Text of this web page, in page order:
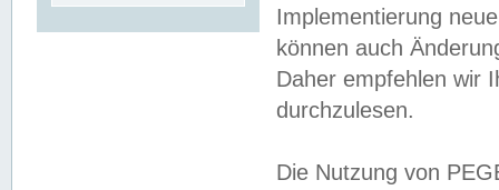
Implementierung
können auch
Daher empfehlen wir
durchzulesen.
Die Nutzung von